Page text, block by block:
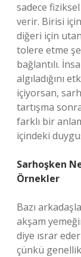
sadece
verir. Birisi
diğeri için
tolere etme
bağlantılı.
algıladığını
içiyorsan,
tartışma
farklı bir
içindeki
Sarhoşken
Örnekler
Bazı
akşam
diye ısrar
çünkü